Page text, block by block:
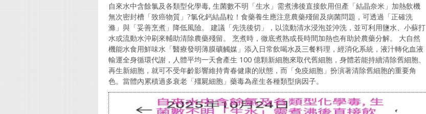
自來水中含餘氯及各類型化學毒, 生菌數不明「生水」需煮沸後直接飲用但產「結晶奈米」加熱飲機
無次密封槽「致癌物質」?氯化鈣結晶粒！食藥養生應注意農藥殘留及病菌問題，可透過「正確洗
滌」與「妥善烹煮」降低風險。 建議「先洗後切」，以流動清水浸泡並沖洗，並可利用鹽水、小蘇打
水或流動水沖刷來輔助清除農藥殘留。 烹煮時，徹底煮熟或長時間加熱也有助於農藥分解。 大自然
機能水食用鮮味水「醫療發明薄膜礦觸媒」添入日常飲喝水及三餐料理，經消化系統，液汁轉化血液
輸運全身循環代謝，人體平均一天會產生 100 億顆新細胞來取代舊細胞，身體若能持續清除舊細胞、
再生新細胞，就可不受年齡影響維持青春健康的狀態，而「免疫細胞」扮演著清除舊細胞的重要角
色。當體內累積過多衰老「殭屍細胞」藥毒為産生各種類型病因子。